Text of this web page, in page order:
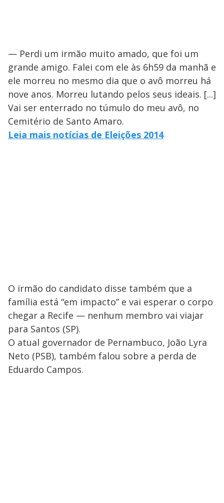
— Perdi um irmão muito amado, que foi um
grande amigo. Falei com ele às 6h59 da manhã e
ele morreu no mesmo dia que o avô morreu há
nove anos. Morreu lutando pelos seus ideais. [...]
Vai ser enterrado no túmulo do meu avô, no
Cemitério de Santo Amaro.
Leia mais notícias de Eleições 2014
O irmão do candidato disse também que a
família está “em impacto” e vai esperar o corpo
chegar a Recife — nenhum membro vai viajar
para Santos (SP).
O atual governador de Pernambuco, João Lyra
Neto (PSB), também falou sobre a perda de
Eduardo Campos.